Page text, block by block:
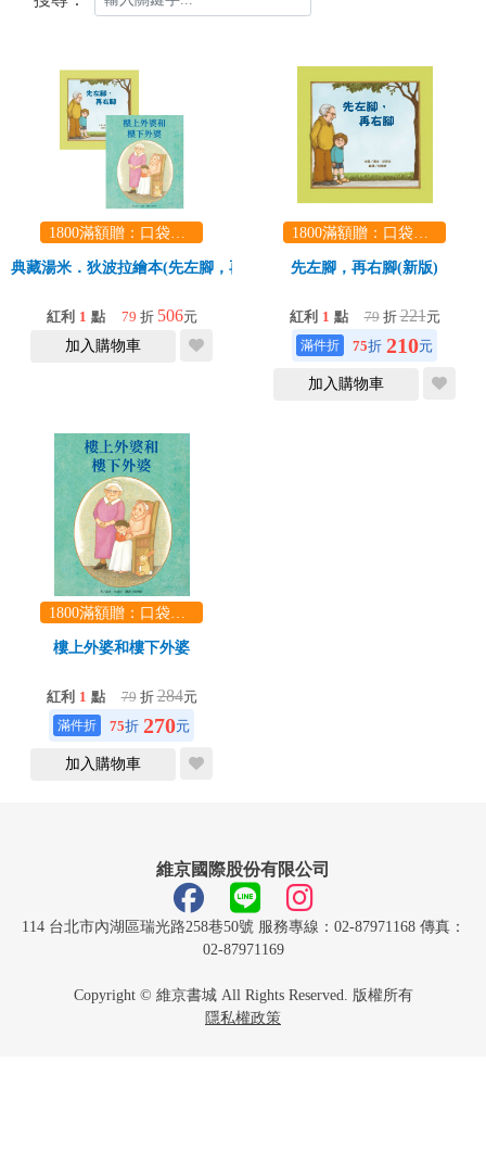
1800滿額贈：口袋玩具一份（隨機出貨） (summer read)
典藏湯米．狄波拉繪本(先左腳，再右腳(新版)樓上外婆和樓下外婆)
紅利 1 點 79 折 506元
加入購物車
1800滿額贈：口袋玩具一份（隨機出貨） (summer read)
先左腳，再右腳(新版)
紅利 1 點 79 折221元
75折 210元
加入購物車
1800滿額贈：口袋玩具一份（隨機出貨） (summer read)
樓上外婆和樓下外婆
紅利 1 點 79 折284元
75折 270元
加入購物車
維京國際股份有限公司
114 台北市內湖區瑞光路258巷50號 服務專線：02-87971168 傳真：
02-87971169
Copyright © 維京書城 All Rights Reserved. 版權所有
隱私權政策